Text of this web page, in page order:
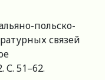
польско-
связей
С. 51–62.